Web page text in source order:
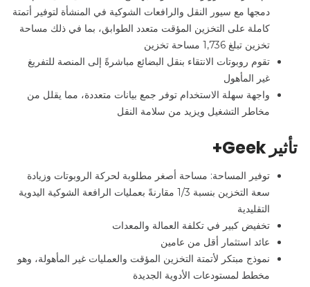
دمجها مع سيور النقل والرافعات الشوكية في المنشأة لتوفير أتمتة
كاملة على التخزين المؤقت متعدد الطوابق، بما في ذلك مساحة
تخزين تبلغ 1,736 مساحة تخزين
تقوم روبوتات الانتقاء بنقل البضائع مباشرةً إلى المنصة للتفريغ
غير المأهول
واجهة سهلة الاستخدام توفر جمع بيانات متعددة، مما يقلل من
مخاطر التشغيل ويزيد من سلامة النقل
تأثير Geek+
توفير المساحة: مساحة أصغر مطلوبة لحركة الروبوتات وزيادة
سعة التخزين بنسبة 1/3 مقارنةً بعمليات الرافعة الشوكية اليدوية
التقليدية
تخفيض كبير في تكلفة العمالة والمعدات
عائد استثمار أقل من عامين
نموذج مبتكر لأتمتة التخزين المؤقت والعمليات غير المأهولة، وهو
مخطط لمستودعات الأدوية الجديدة